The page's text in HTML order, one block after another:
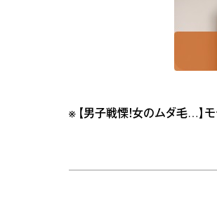
※ 【男子戦慄！女のムダ毛…】